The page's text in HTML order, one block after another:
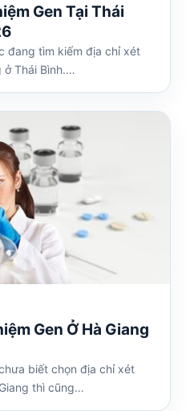
Gen Tại Thái
đang tìm kiếm địa chỉ xét
ở Thái Bình.…
Gen Ở Hà Giang
biết chọn địa chỉ xét
thì cũng…